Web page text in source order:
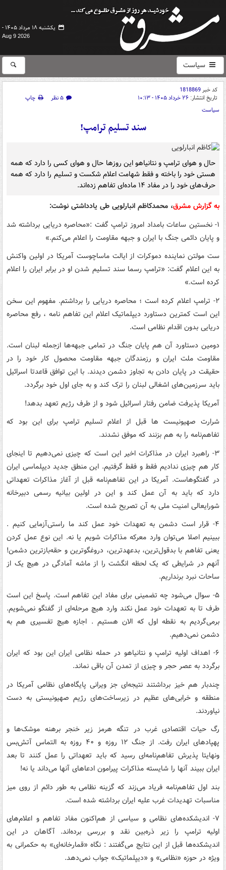
یکشنبه ۱۸ مرداد ۱۴۰۵ -
Aug 9 2026
سیاست
کد خبر1818869
تاریخ انتشار: ۲۶ خرداد ۱۴۰۵ - ۱۰:۱۳ ۵ نظر
چاپ
سیاست
سند تسلیم ترامپ!
حال و هوای ترامپ و نتانیاهو این روزها حال و هوای کسی را دارد که همه
هستی خود را باخته و فقط شهامت اعلام شکست و تسلیم را دارد که همه
حرف‌های خود را در مفاد ۱۴ ماده‌ای تفاهم زده‌اند.
به گزارش مشرق، محمدکاظم انبارلویی طی یادداشتی نوشت:
۱- نخستین ساعات بامداد امروز ترامپ گفت :«محاصره دریایی برداشته شد
و پایان دائمی جنگ با ایران و جبهه مقاومت را اعلام می‌کنم.»
ست مولتن نماینده دموکرات از ایالت ماساچوست آمریکا در اولین واکنش
به این اعلام گفت: «ترامپ رسما سند تسلیم شدن او در برابر ایران را اعلام
کرده است.»
۲- ترامپ اعلام کرده است ؛ محاصره دریایی را برداشتم. مفهوم این سخن
این است کمترین دستاورد دیپلماتیک اعلام این تفاهم نامه ، رفع محاصره
دریایی بدون اقدام نظامی است.
دومین دستاورد آن هم پایان جنگ در تمامی جبهه‌ها ازجمله لبنان است.
مقاومت ملت ایران و رزمندگان جبهه مقاومت محصول کار خود را در
حقیقت در پایان دادن به تجاوز دشمن دیدند. با این توافق قاعدتا اسرائیل
باید سرزمین‌های اشغالی لبنان را ترک کند و به جای اول خود برگردد.
آمریکا پذیرفت ضامن رفتار اسرائیل شود و از طرف رژیم تعهد بدهد!
شرارت صهیونیست ها قبل از اعلام تسلیم ترامپ برای این بود که
تفاهم‌نامه را به هم بزنند که موفق نشدند.
۳- راهبرد ایران در مذاکرات اخیر این است که چیزی نمی‌دهیم تا اینجای
کار هم چیزی ندادیم فقط و فقط گرفتیم. این منطق جدید دیپلماسی ایران
در گفتگوهاست. آمریکا در این تفاهم‌نامه قبل از آغاز مذاکرات تعهداتی
دارد که باید به آن عمل کند و این در اولین بیانیه رسمی دبیرخانه
شورایعالی امنیت ملی به آن تصریح شده است.
۴- قرار است دشمن به تعهدات خود عمل کند ما راستی‌آزمایی کنیم .
ببینیم اصلا می‌توان وارد معرکه مذاکرات شویم یا نه. این نوع عمل کردن
یعنی تفاهم با بدقول‌ترین، بدعهدترین، دروغگوترین و حقه‌بازترین دشمن!
آنهم در شرایطی که یک لحظه انگشت را از ماشه آمادگی در هیچ یک از
ساحات نبرد برنداریم.
۵- سوال می‌شود چه تضمینی برای مفاد این تفاهم است. پاسخ این است
طرف تا به تعهدات خود عمل نکند وارد هیچ مرحله‌ای از گفتگو نمی‌شویم.
برمی‌گردیم به نقطه اول که الان هستیم . اجازه هیچ تفسیری هم به
دشمن نمی‌دهیم.
۶- اهداف اولیه ترامپ و نتانیاهو در حمله نظامی ایران این بود که ایران
برگردد به عصر حجر و چیزی از تمدن آن باقی نماند.
چندبار هم خیز برداشتند نتیجه‌ای جز ویرانی پایگاه‌های نظامی آمریکا در
منطقه و خرابی‌های عظیم در زیرساخت‌های رژیم صهیونیستی به دست
نیاوردند.
رگ حیات اقتصادی غرب در تنگه هرمز زیر خنجر برهنه موشک‌ها و
پهپادهای ایران رفت. از جنگ ۱۲ روزه و ۴۰ روزه به التماس آتش‌بس
ونهایتا پذیرش تفاهم‌نامه‌ای رسید که باید تعهداتی را عمل کنند تا بعد
ایران ببیند آنها را شایسته مذاکرات پیرامون ادعاهای آنها می‌داند یا نه!
بند اول تفاهم‌نامه فریاد می‌زند که گزینه نظامی به طور دائم از روی میز
مناسبات تهدیدات غرب علیه ایران برداشته شده است.
۷- اندیشکده‌های نظامی و سیاسی از هم‌اکنون مفاد تفاهم و اعلام‌های
اولیه ترامپ را زیر ذره‌بین نقد و بررسی برده‌اند. آگاهان در این
اندیشکده‌ها قبل از این نتایج می‌گفتند : نگاه «قمارخانه‌ای» به حکمرانی به
ویژه در حوزه «نظامی» و «دیپلماتیک» جواب نمی‌دهد.